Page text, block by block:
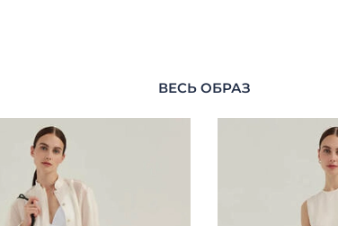
ВЕСЬ ОБРАЗ